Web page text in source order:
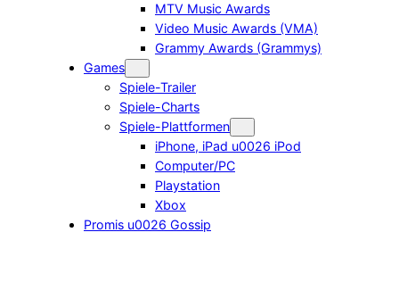
MTV Music Awards
Video Music Awards (VMA)
Grammy Awards (Grammys)
Games
Spiele-Trailer
Spiele-Charts
Spiele-Plattformen
iPhone, iPad u0026 iPod
Computer/PC
Playstation
Xbox
Promis u0026 Gossip